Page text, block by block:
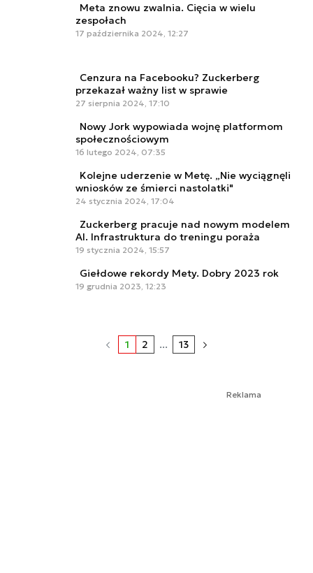
Meta znowu zwalnia. Cięcia w wielu
zespołach
17 października 2024, 12:27
Cenzura na Facebooku? Zuckerberg
przekazał ważny list w sprawie
27 sierpnia 2024, 17:10
Nowy Jork wypowiada wojnę platformom
społecznościowym
16 lutego 2024, 07:35
Kolejne uderzenie w Metę. „Nie wyciągnęli
wniosków ze śmierci nastolatki"
24 stycznia 2024, 17:04
Zuckerberg pracuje nad nowym modelem
AI. Infrastruktura do treningu poraża
19 stycznia 2024, 15:57
Giełdowe rekordy Mety. Dobry 2023 rok
19 grudnia 2023, 12:23
1 2 ... 13
Reklama